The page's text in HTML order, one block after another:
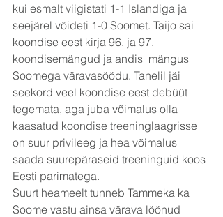
kui esmalt viigistati 1-1 Islandiga ja
seejärel võideti 1-0 Soomet. Taijo sai
koondise eest kirja 96. ja 97.
koondisemängud ja andis  mängus
Soomega väravasöödu. Tanelil jäi
seekord veel koondise eest debüüt
tegemata, aga juba võimalus olla
kaasatud koondise treeninglaagrisse
on suur privileeg ja hea võimalus
saada suurepäraseid treeninguid koos
Eesti parimatega.
Suurt heameelt tunneb Tammeka ka
Soome vastu ainsa värava löönud